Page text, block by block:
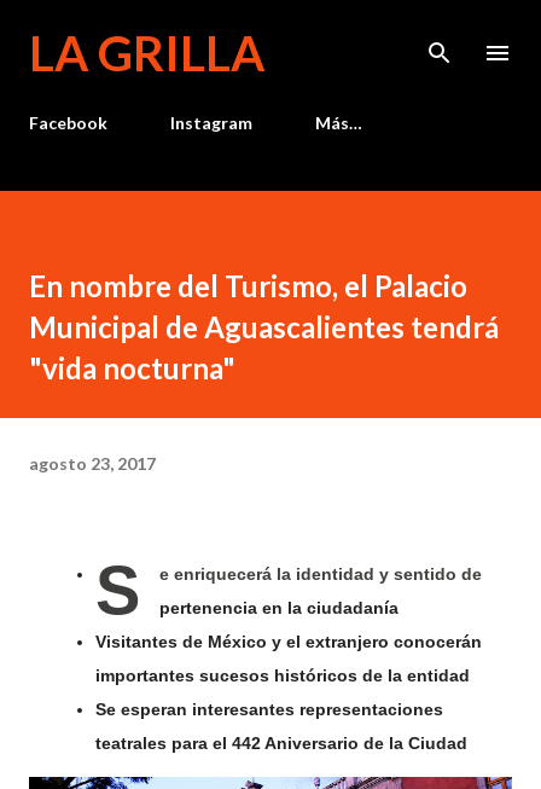
LA GRILLA
Facebook Instagram Más…
En nombre del Turismo, el Palacio
Municipal de Aguascalientes tendrá
"vida nocturna"
agosto 23, 2017
S
e enriquecerá la identidad y sentido de
pertenencia en la ciudadanía
Visitantes de México y el extranjero conocerán
importantes sucesos históricos de la entidad
Se esperan interesantes representaciones
teatrales para el 442 Aniversario de la Ciudad